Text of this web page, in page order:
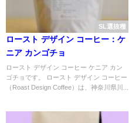
SL選抜種
ロースト デザイン コーヒー：ケ
ニア カンゴチョ
ロースト デザイン コーヒー ケニア カン
ゴチョです。 ロースト デザイン コーヒー
（Roast Design Coffee）は、神奈川県川...